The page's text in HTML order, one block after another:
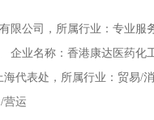
公司，所属行业：专业
业名称：香港康达医药
代表处，所属行业：贸易/
营运